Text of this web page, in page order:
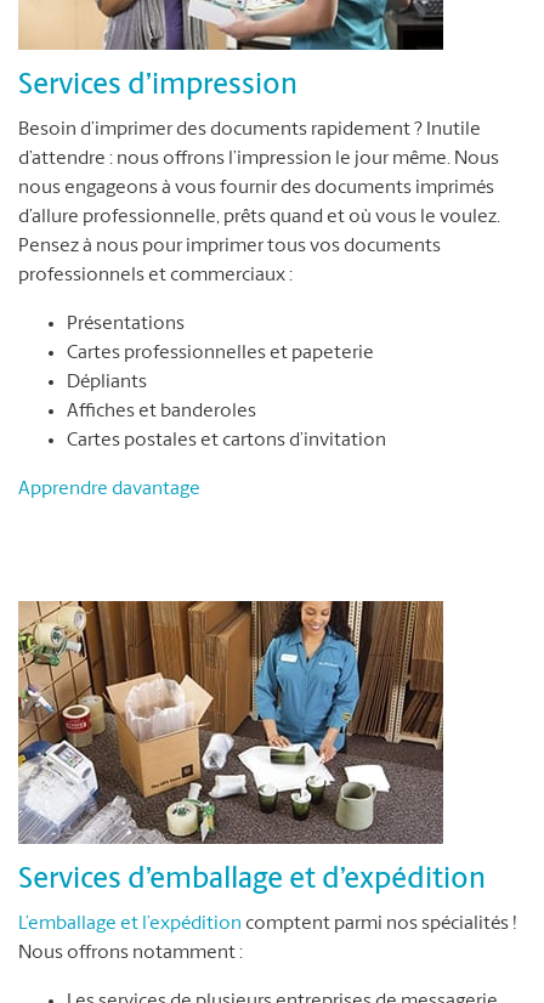
Services d’impression
Besoin d’imprimer des documents rapidement ? Inutile
d’attendre : nous offrons l’impression le jour même. Nous
nous engageons à vous fournir des documents imprimés
d’allure professionnelle, prêts quand et où vous le voulez.
Pensez à nous pour imprimer tous vos documents
professionnels et commerciaux :
Présentations
Cartes professionnelles et papeterie
Dépliants
Affiches et banderoles
Cartes postales et cartons d’invitation
Apprendre davantage
Services d’emballage et d’expédition
L’emballage et l’expédition comptent parmi nos spécialités !
Nous offrons notamment :